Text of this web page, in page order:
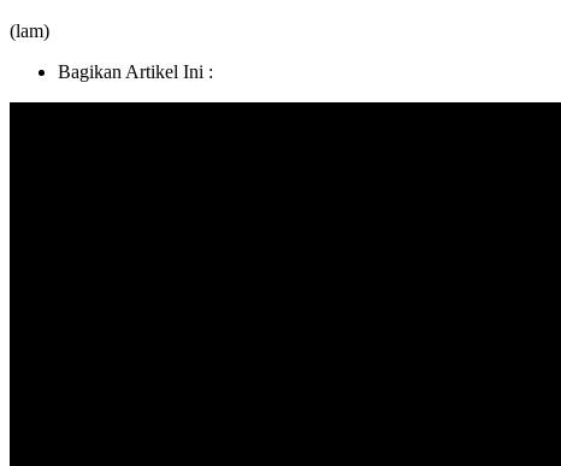
(lam)
Bagikan Artikel Ini :